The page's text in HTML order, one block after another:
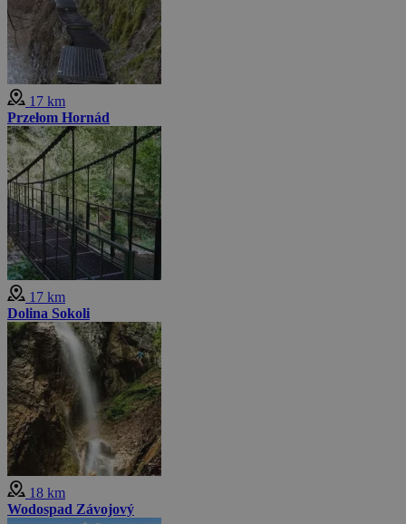
17 km
Przełom Hornád
17 km
Dolina Sokoli
18 km
Wodospad Závojový